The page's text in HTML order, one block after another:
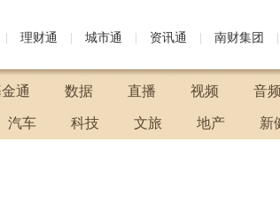
理财通 城市通 资讯通 南财集团
通 数据 直播 视频 音
汽车 科技 文旅 地产 新